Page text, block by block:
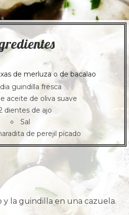
de merluzao de bacalao
guindilla fresca
aceite de oliva suave
dientes de ajo
Sal
de perejil picado
y la guindilla en una cazuela.